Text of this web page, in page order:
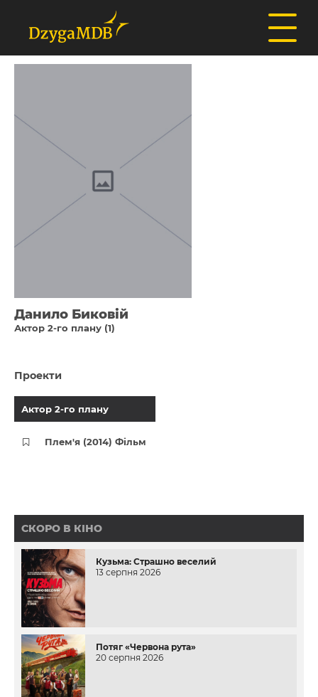
Данило Биковій
Актор 2-го плану (1)
Проекти
Актор 2-го плану
Плем'я (2014) Фільм
СКОРО В КІНО
Кузьма: Страшно веселий
13 серпня 2026
Потяг «Червона рута»
20 серпня 2026